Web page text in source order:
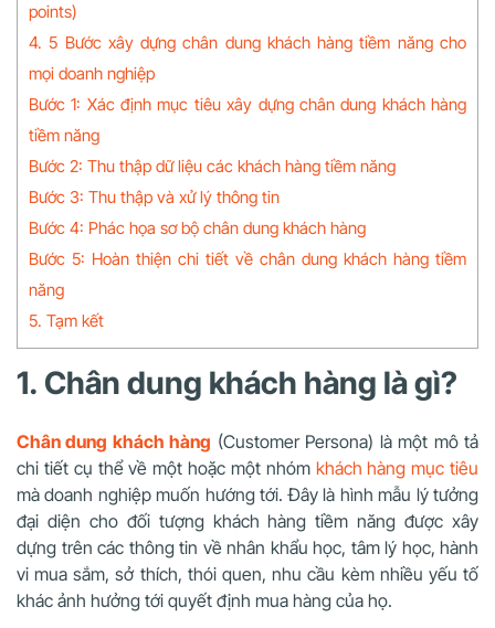
points)
4. 5 Bước xây dựng chân dung khách hàng tiềm năng cho
mọi doanh nghiệp
Bước 1: Xác định mục tiêu xây dựng chân dung khách hàng
tiềm năng
Bước 2: Thu thập dữ liệu các khách hàng tiềm năng
Bước 3: Thu thập và xử lý thông tin
Bước 4: Phác họa sơ bộ chân dung khách hàng
Bước 5: Hoàn thiện chi tiết về chân dung khách hàng tiềm
năng
5. Tạm kết
1. Chân dung khách hàng là gì?
Chân dung khách hàng (Customer Persona) là một mô tả
chi tiết cụ thể về một hoặc một nhóm khách hàng mục tiêu
mà doanh nghiệp muốn hướng tới. Đây là hình mẫu lý tưởng
đại diện cho đối tượng khách hàng tiềm năng được xây
dựng trên các thông tin về nhân khẩu học, tâm lý học, hành
vi mua sắm, sở thích, thói quen, nhu cầu kèm nhiều yếu tố
khác ảnh hưởng tới quyết định mua hàng của họ.